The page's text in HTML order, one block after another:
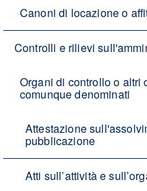
Canoni di locazione o
Controlli e rilievi
Organi di controllo o altri
comunque denominati
Attestazione
pubblicazione
Atti sull’attività e